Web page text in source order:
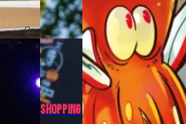
Shopping District